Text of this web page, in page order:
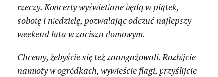
rzeczy. Koncerty wyświetlane będą w piątek,
sobotę i niedzielę, pozwalając odczuć najlepszy
weekend lata w zaciszu domowym.
Chcemy, żebyście się też zaangażowali. Rozbijcie
namioty w ogródkach, wywieście flagi, przyślijcie